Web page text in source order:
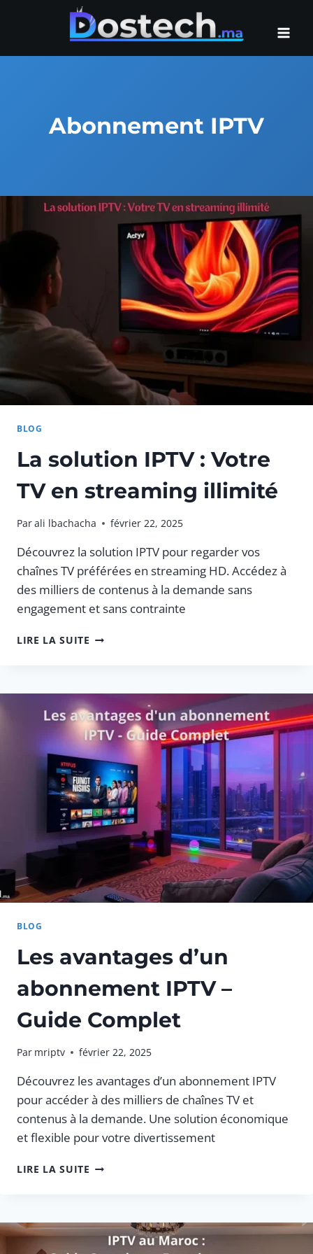
Abonnement IPTV
BLOG
La solution IPTV : Votre
TV en streaming illimité
Parali lbachacha février 22, 2025
Découvrez la solution IPTV pour regarder vos
chaînes TV préférées en streaming HD. Accédez à
des milliers de contenus à la demande sans
engagement et sans contrainte
LIRE LA SUITE LA
VOTRE
TV
EN
STREAMING
ILLIMITÉ
BLOG
Les avantages d’un
abonnement IPTV –
Guide Complet
Par mriptv février 22, 2025
Découvrez les avantages d’un abonnement IPTV
pour accéder à des milliers de chaînes TV et
contenus à la demande. Une solution économique
et flexible pour votre divertissement
LIRE LA SUITE LES
IPTV